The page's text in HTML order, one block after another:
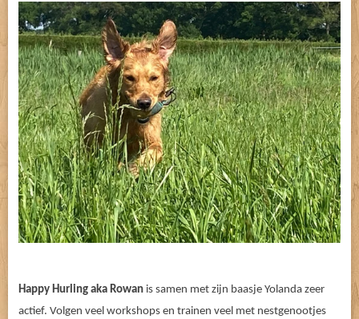
Happy Hurling aka Rowan is samen met zijn baasje Yolanda zeer
actief. Volgen veel workshops en trainen veel met nestgenootjes